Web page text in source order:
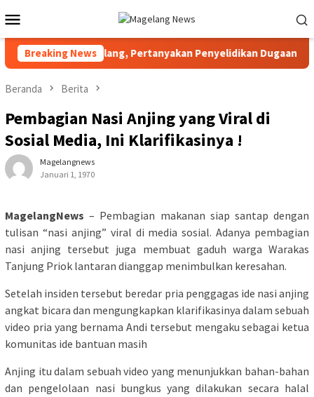
ke
kontenMobile
Breaking News
Magelang, Pertanyakan Penyelidikan Dugaan Korupsi
Beranda Berita
Pembagian Nasi Anjing yang Viral di
Sosial Media, Ini Klarifikasinya !
Magelangnews
Januari 1, 1970
MagelangNews – Pembagian makanan siap santap dengan
tulisan “nasi anjing” viral di media sosial. Adanya pembagian
nasi anjing tersebut juga membuat gaduh warga Warakas
Tanjung Priok lantaran dianggap menimbulkan keresahan.
Setelah insiden tersebut beredar pria penggagas ide nasi anjing
angkat bicara dan mengungkapkan klarifikasinya dalam sebuah
video pria yang bernama Andi tersebut mengaku sebagai ketua
komunitas ide bantuan masih
Anjing itu dalam sebuah video yang menunjukkan bahan-bahan
dan pengelolaan nasi bungkus yang dilakukan secara halal